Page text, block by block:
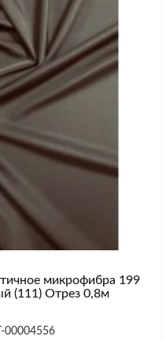
микрофибра 199
(111) Отрез 0,8м
00004556